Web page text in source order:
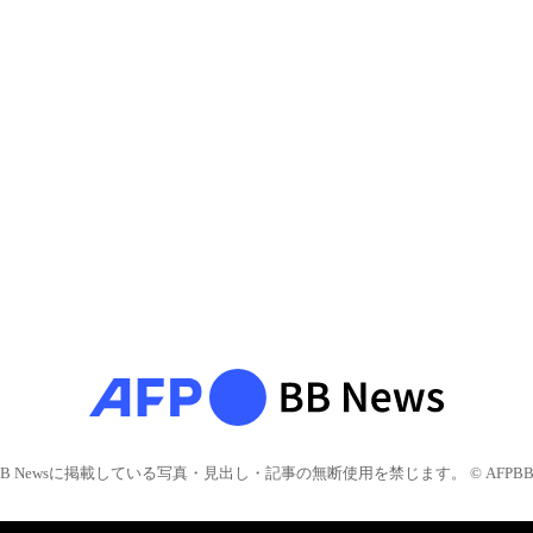
Newsに掲載している写真・見出し・記事の無断使用を禁じます。 © AFPBB